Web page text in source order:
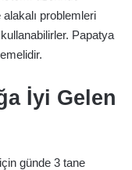
problemleri
Papatya
İyi Gelen
günde 3 tane